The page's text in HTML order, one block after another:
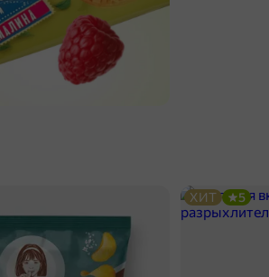
ХИТ 5